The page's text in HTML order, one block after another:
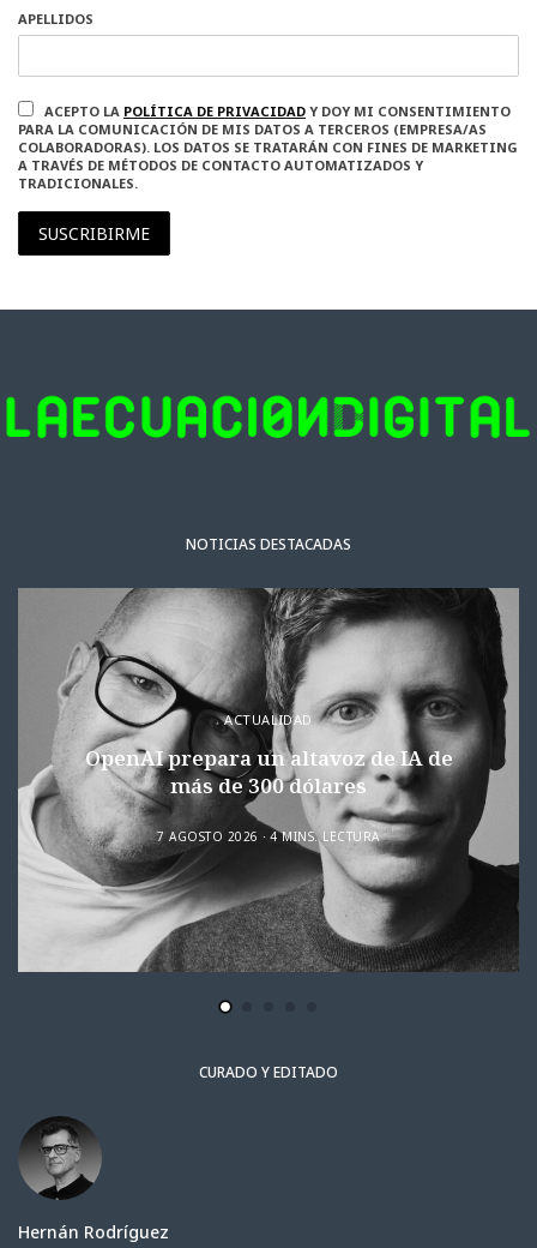
APELLIDOS
ACEPTO LA POLÍTICA DE PRIVACIDAD Y DOY MI CONSENTIMIENTO
PARA LA COMUNICACIÓN DE MIS DATOS A TERCEROS (EMPRESA/AS
COLABORADORAS). LOS DATOS SE TRATARÁN CON FINES DE MARKETING
A TRAVÉS DE MÉTODOS DE CONTACTO AUTOMATIZADOS Y
TRADICIONALES.
SUSCRIBIRME
NOTICIAS DESTACADAS
ACTUALIDAD
OpenAI prepara un altavoz de IA de
más de 300 dólares
7 AGOSTO 2026 4 MINS. LECTURA
CURADO Y EDITADO
Hernán Rodríguez